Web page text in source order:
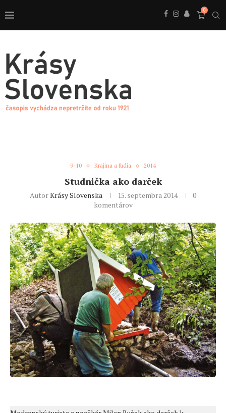
0
9-10 Krajina a ľudia 2014
Studnička ako darček
AutorKrásy Slovenska 15. septembra 2014
0
komentárov